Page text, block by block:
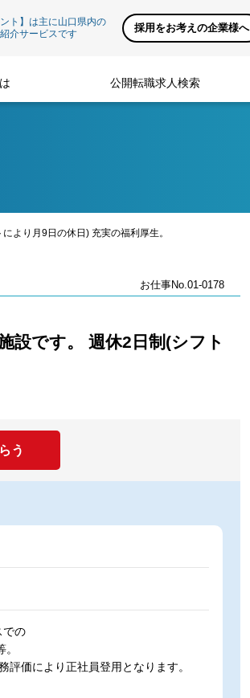
ト】は主に山口県内の
介サービスです
採用をお考えの企業様へ
公開転職求人検索
より月9日の休日) 充実の福利厚生。
お仕事No.01-0178
です。 週休2日制(シフト
う
での
評価により正社員登用となります。